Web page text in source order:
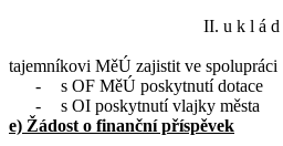
II. u k l á d
tajemníkovi MěÚ zajistit ve spolupráci
-
s OF MěÚ poskytnutí dotace
-
s OI poskytnutí vlajky města
e) Žádost o finanční příspěvek